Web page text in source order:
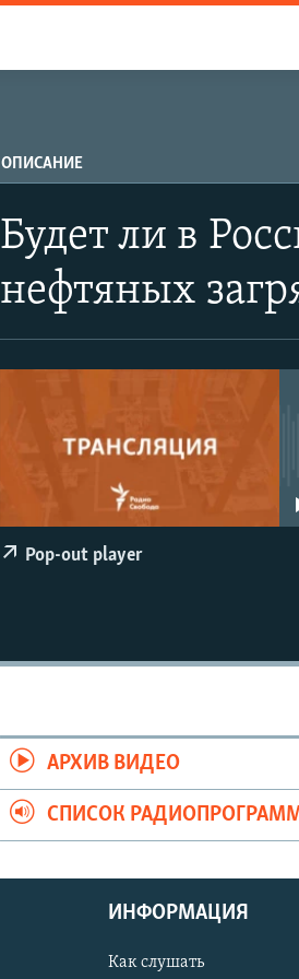
ОПИСАНИЕ
Будет ли в
нефтяных
Pop-out player
АРХИВ ВИДЕО
СПИСОК
ИНФОРМАЦИЯ
Как слушать